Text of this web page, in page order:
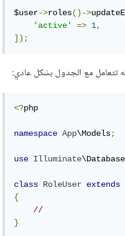
$user->roles()->
'active'
=> 1,
]);
<?php
namespace App\Models;
use Illuminate
class RoleUser extends
{
//
}